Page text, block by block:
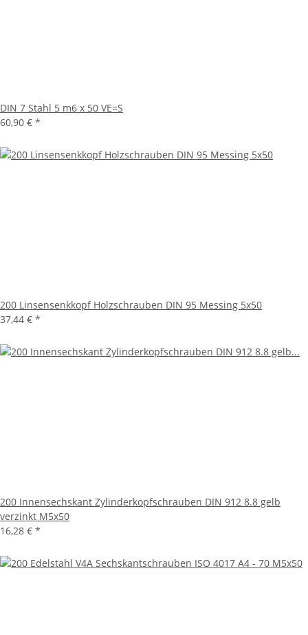
DIN 7 Stahl 5 m6 x 50 VE=S
60,90 € *
200 Linsensenkkopf Holzschrauben DIN 95 Messing 5x50
37,44 € *
200 Innensechskant Zylinderkopfschrauben DIN 912 8.8 gelb
verzinkt M5x50
16,28 € *